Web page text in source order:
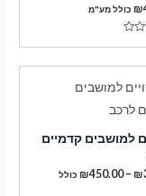
₪ כולל מע"מ
למושבים קדמיים
₪
–
₪450.00
טווח
כולל